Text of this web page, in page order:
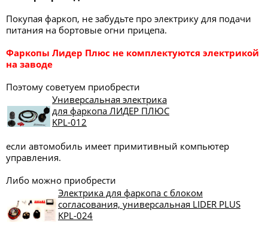
Покупая фаркоп, не забудьте про электрику для подачи
питания на бортовые огни прицепа.
Фаркопы Лидер Плюс не комплектуются электрикой
на заводе
Поэтому советуем приобрести
Универсальная электрика
для фаркопа ЛИДЕР ПЛЮС
KPL-012
если автомобиль имеет примитивный компьютер
управления.
Либо можно приобрести
Электрика для фаркопа с блоком
согласования, универсальная LIDER PLUS
KPL-024